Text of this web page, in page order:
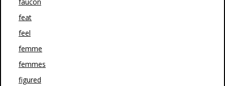
feat
feel
femme
femmes
figured